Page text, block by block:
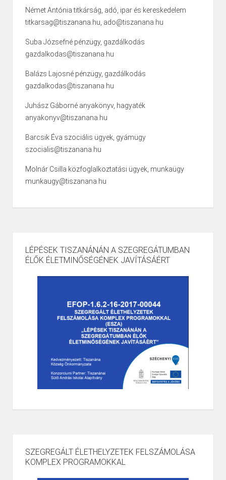
Német Antónia titkárság, adó, ipar és kereskedelem
titkarsag@tiszanana.hu, ado@tiszanana.hu
Suba Józsefné pénzügy, gazdálkodás
gazdalkodas@tiszanana.hu
Balázs Lajosné pénzügy, gazdálkodás
gazdalkodas@tiszanana.hu
Juhász Gáborné anyakönyv, hagyaték
anyakonyv@tiszanana.hu
Barcsik Éva szociális ügyek, gyámügy
szocialis@tiszanana.hu
Molnár Csilla közfoglalkoztatási ügyek, munkaügy
munkaugy@tiszanana.hu
LÉPÉSEK TISZANÁNÁN A SZEGREGÁTUMBAN
ÉLŐK ÉLETMINŐSÉGÉNEK JAVÍTÁSÁÉRT
SZEGREGÁLT ÉLETHELYZETEK FELSZÁMOLÁSA
KOMPLEX PROGRAMOKKAL